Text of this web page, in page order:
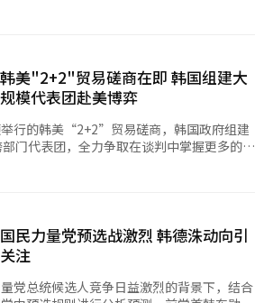
。此前的初选对手及党内非主流议员也纷纷
“深夜政变”，安哲秀指责“这是国民力量
批评“这不是国民力量党该有的模样”。
天的本月2日宣布参选的韩德洙最终未能闯
而受到“空降”、“坐花轿”、“不战而
德洙解释称，代理总统职务需要应对美国通
延迟，但这番说法并未挽回不利局势。 韩
合后以国民力量党候选人参选，但直到金文
未入党，整合工作最终失败。此外，韩德洙
新未来民主党常任顾问李洛渊原本有意与韩
察觉国民力量党内部混乱后决定退出合
人李俊锡也加快独立步伐，导致韩德洙在中
洙公开呼吁韩德洙留在党
用主义经济路线。3月与三星电子会长李在
人座谈时曾表示，企业家的意见最为重
负责人的见面为开端，重新振兴因尹锡悦和
越式发展。 李在明当天还同大韩
会、韩国私立幼儿园协议会、全国加盟店主
央会等27家团体机构举行政策协议会，听取
策诉求。并作客优兔（Youtube）经济频道
达110万人的“全仁九经济研究所”等频道
和韩国Research本月5至7日面向
热门候选人支持率调查，于8日公布结果显
，无党籍总统候选人初步人选韩德洙为
候选人金文洙为12%，改革新党总统候选
者对
别为44%、34%和6%。假设李在明、金文
日，与韩德洙进行私下沟
选结果出炉后，正式宣布是否参选总统，因
韩东勋、洪准杓
轮党内选举中，获得过半数支持的候选人会
如果韩德洙宣布参选，单一化谈判预计也会
国民力量党内候选人支持率相近，党内普遍
票。 在此情况下，支持韩德洙
给哪一位候选人，成为外界关注的焦点。同
进展而尚未明确归属任何阵营的部分议员也
布参选，选民可能会集中支持对单一化谈判
杓、韩东勋、安哲秀近期也纷纷暗示不排除
预计部分候选人还会通过与韩德洙会面等方
关于韩德洙参选对保守阵营总统选举局势可
YTN委托民调机构Embrain
韩美"2+2"贸易磋商在即 韩国组建大
规模代表团赴美博弈
行的韩美“2+2”贸易磋商，韩国政府组建
门代表团，全力争取在谈判中掌握更多的优
于22日和23日启程赴美，由经济副总理兼
业部长官安德根率领。 “2+2”贸易磋
9时在华盛顿举行，美国财长斯科特·贝森
USTR）代表贾米森·格里尔将出席磋商。
出席二十国集团（G20）财长会议和国际货
国民力量党预选战激烈 韩德洙动向引
关注
党总统候选人竞争日益激烈的背景下，结合